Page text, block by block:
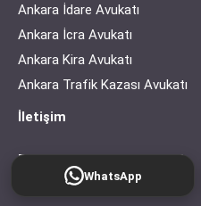
Ankara İdare Avukatı
Ankara İcra Avukatı
Ankara Kira Avukatı
Ankara Trafik Kazası Avukatı
İletişim
Telefon: +90 510 220 69 45
Hafta içi 09:00 - 18:00
WhatsApp